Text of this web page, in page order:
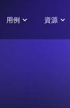
用例 資源